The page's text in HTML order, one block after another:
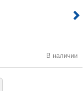
В наличии